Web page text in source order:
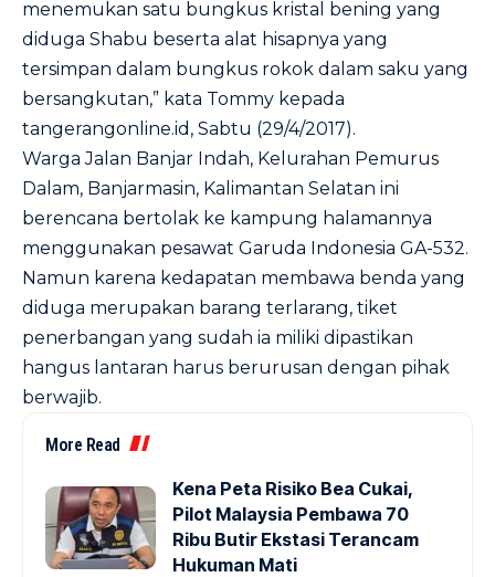
menemukan satu bungkus kristal bening yang
diduga Shabu beserta alat hisapnya yang
tersimpan dalam bungkus rokok dalam saku yang
bersangkutan,” kata Tommy kepada
tangerangonline.id, Sabtu (29/4/2017).
Warga Jalan Banjar Indah, Kelurahan Pemurus
Dalam, Banjarmasin, Kalimantan Selatan ini
berencana bertolak ke kampung halamannya
menggunakan pesawat Garuda Indonesia GA-532.
Namun karena kedapatan membawa benda yang
diduga merupakan barang terlarang, tiket
penerbangan yang sudah ia miliki dipastikan
hangus lantaran harus berurusan dengan pihak
berwajib.
More Read
Kena Peta Risiko Bea Cukai,
Pilot Malaysia Pembawa 70
Ribu Butir Ekstasi Terancam
Hukuman Mati